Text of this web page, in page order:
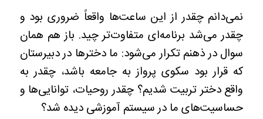
نمی‌دانم چقدر از این ساعت‌ها واقعاً ضروری بود و
چقدر می‌شد برنامه‌ای متفاوت‌تر چید. باز هم همان
سوال در ذهنم تکرار می‌شود: ما دخترها در دبیرستان
که قرار بود سکوی پرواز به جامعه باشد، چقدر به
واقع دختر تربیت شدیم؟ چقدر روحیات، توانایی‌ها و
حساسیت‌های ما در سیستم آموزشی دیده شد؟